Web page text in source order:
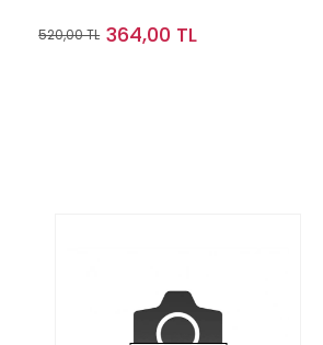
520,00 TL 364,00 TL